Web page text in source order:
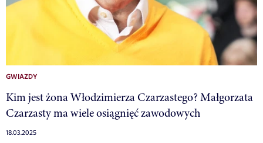
GWIAZDY
Kim jest żona Włodzimierza Czarzastego? Małgorzata
Czarzasty ma wiele osiągnięć zawodowych
18.03.2025